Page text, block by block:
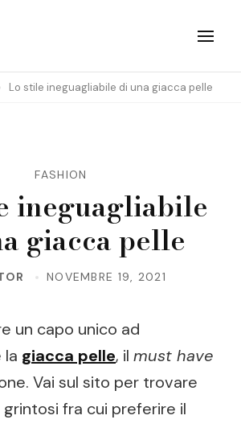
Lo stile ineguagliabile di una giacca pelle
FASHION
ineguagliabile
giacca pelle
NOVEMBRE 19, 2021
un capo unico ad
la giacca pelle, il must have
Vai sul sito per trovare
fra cui preferire il